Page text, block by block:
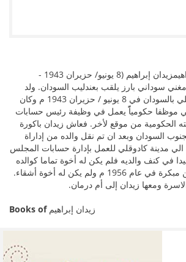
زيدان إبراهيمزيدان إبراهيم (8 يونيو/ حزيران 1943 -
أيلول 2011)، مغني سوداني بارز يلقب بعندليب السودان. ولد
زيدان إبراهيم في كادقلي بالسودان في 8 يونيو / حزيران 1943 م وكان
موظفا حكومياًً يعمل في وظيفة رئيس حسابات
الحكومية من موقع لأخر. فعاش زيدان باكورة
السودان وبعد ان تم نقل والده من إداراة
مدينة كادوقلي للعمل بإدارة حسابات المجلس
في كنف والديه فلم يكن له أخوة تماما كوالده
الذي توفي وهو في سن مبكرة في عام 1956 م ولم يكن له أخوة أشقاء.
ومعها زيدان إلى أم درمان.
Books of زيدان إبراهيم